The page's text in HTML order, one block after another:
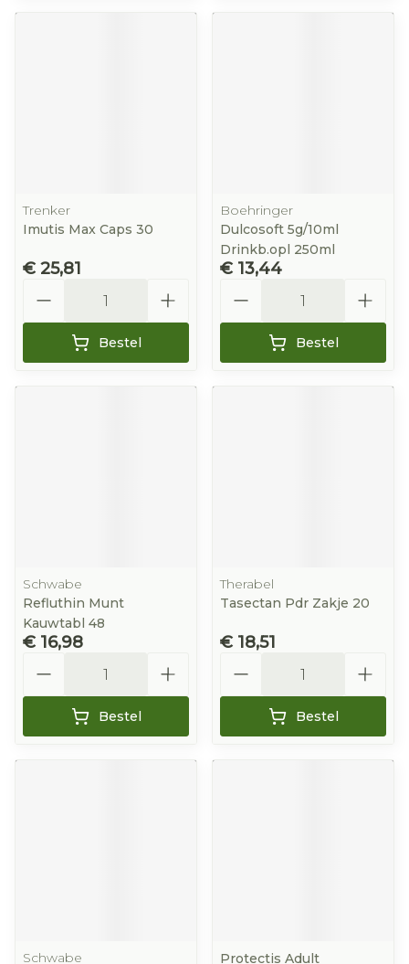
Trenker
Imutis Max Caps 30
€ 25,81
Bestel
Boehringer
Dulcosoft 5g/10ml
Drinkb.opl 250ml
€ 13,44
Bestel
Schwabe
Refluthin Munt
Kauwtabl 48
€ 16,98
Bestel
Therabel
Tasectan Pdr Zakje 20
€ 18,51
Bestel
Schwabe Protectis Adult